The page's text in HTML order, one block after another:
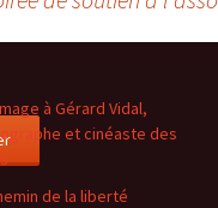
à Gérard Vidal,
et cinéaste des
de la liberté